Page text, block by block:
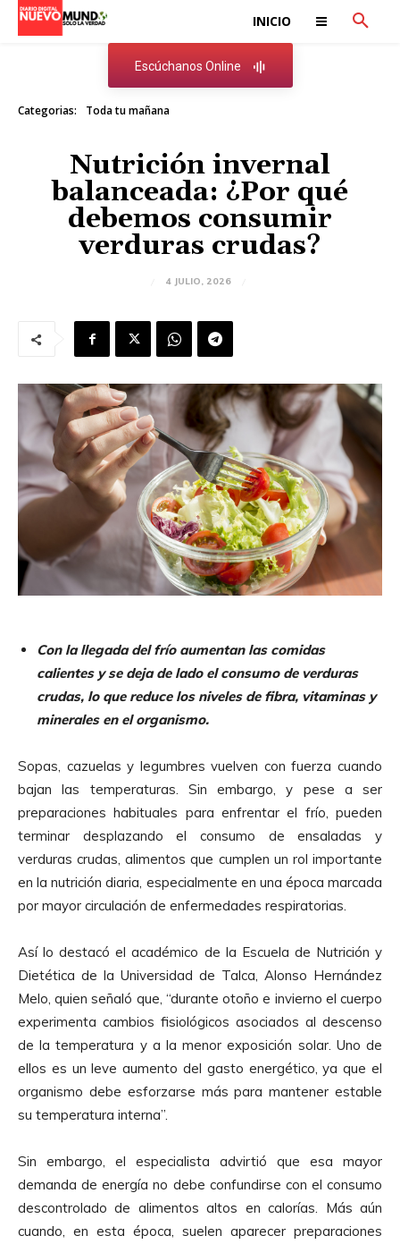
INICIO
Escúchanos Online
Categorias: Toda tu mañana
Nutrición invernal
balanceada: ¿Por qué
debemos consumir
verduras crudas?
4 JULIO, 2026
Con la llegada del frío aumentan las comidas
calientes y se deja de lado el consumo de verduras
crudas, lo que reduce los niveles de fibra, vitaminas y
minerales en el organismo.
Sopas, cazuelas y legumbres vuelven con fuerza cuando
bajan las temperaturas. Sin embargo, y pese a ser
preparaciones habituales para enfrentar el frío, pueden
terminar desplazando el consumo de ensaladas y
verduras crudas, alimentos que cumplen un rol importante
en la nutrición diaria, especialmente en una época marcada
por mayor circulación de enfermedades respiratorias.
Así lo destacó el académico de la Escuela de Nutrición y
Dietética de la Universidad de Talca, Alonso Hernández
Melo, quien señaló que, “durante otoño e invierno el cuerpo
experimenta cambios fisiológicos asociados al descenso
de la temperatura y a la menor exposición solar. Uno de
ellos es un leve aumento del gasto energético, ya que el
organismo debe esforzarse más para mantener estable
su temperatura interna”.
Sin embargo, el especialista advirtió que esa mayor
demanda de energía no debe confundirse con el consumo
descontrolado de alimentos altos en calorías. Más aún
cuando, en esta época, suelen aparecer preparaciones